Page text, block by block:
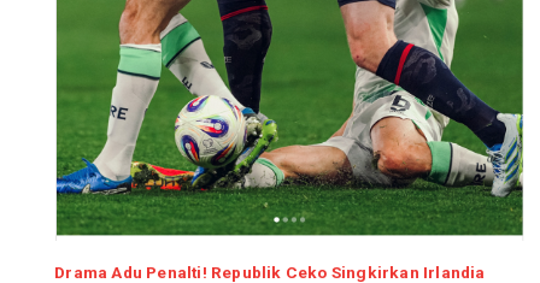
Drama Adu Penalti! Republik Ceko Singkirkan Irlandia